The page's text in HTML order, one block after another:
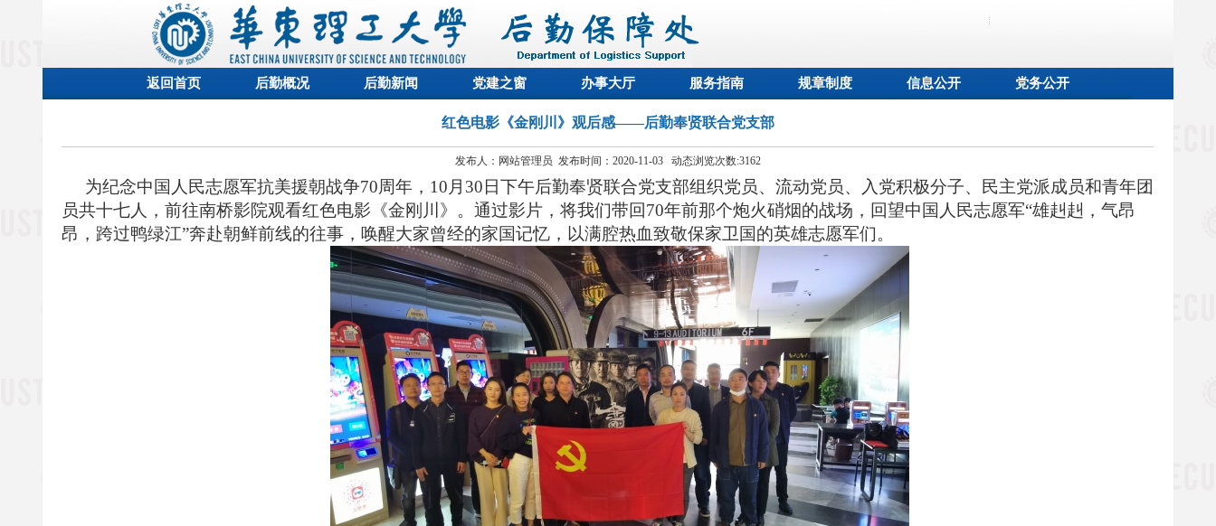
返回首页 后勤概况 后勤新闻 党建之窗 办事大厅 服务指南 规章制度 信息公开 党务公开
红色电影《金刚川》观后感——后勤奉贤联合党支部
发布人：网站管理员 发布时间：2020-11-03 动态浏览次数:3162
为纪念中国人民志愿军抗美援朝战争70周年， 10 月 30 日下午后勤奉贤联合党支部组织党员、流动党员、 入 党积极分子、
民主党派成员和青年团
员共十七人，前往南桥影院观看红色电影《金刚川》。 通过影片 ， 将我们带回70年前那个炮火硝烟的战场，回望中国人民志愿军“雄赳赳，气昂
昂，跨过鸭绿江”奔赴朝鲜前线的往事，唤醒大家曾经的家国记忆，以满腔热血致敬保家卫国的英雄志愿军们。